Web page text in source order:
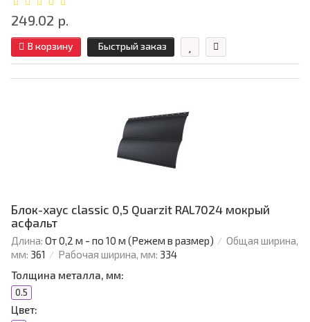
249.02 р.
В корзину Быстрый заказ
Блок-хаус classic 0,5 Quarzit RAL7024 мокрый
асфальт
Длина: От 0,2 м - по 10 м (Режем в размер)
Общая ширина,
мм: 361 Рабочая ширина, мм: 334
Толщина металла, мм:
0.5
Цвет: